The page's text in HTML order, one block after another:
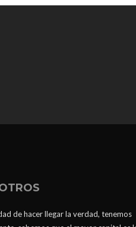
de hacer llegar la verdad, tenemos